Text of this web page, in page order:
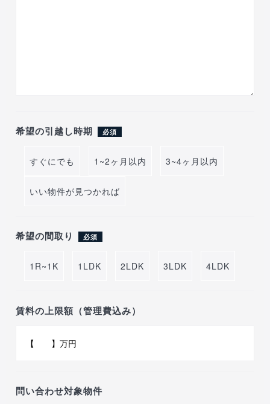
希望の引越し時期 必須
すぐにでも 1~2ヶ月以内 3~4ヶ月以内
いい物件が見つかれば
希望の間取り 必須
1R~1K 1LDK 2LDK 3LDK 4LDK
賃料の上限額（管理費込み）
問い合わせ対象物件